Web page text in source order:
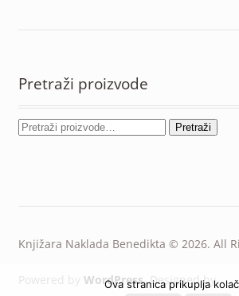
Pretraži proizvode
Pretraži
Knjižara Naklada Benedikta © 2026. All
Powered by WordPress. Designed by
Ova stranica prikuplja